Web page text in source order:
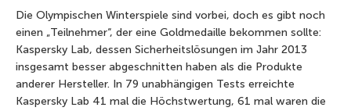
Die Olympischen Winterspiele sind vorbei, doch es gibt noch
einen „Teilnehmer“, der eine Goldmedaille bekommen sollte:
Kaspersky Lab, dessen Sicherheitslösungen im Jahr 2013
insgesamt besser abgeschnitten haben als die Produkte
anderer Hersteller. In 79 unabhängigen Tests erreichte
Kaspersky Lab 41 mal die Höchstwertung, 61 mal waren die